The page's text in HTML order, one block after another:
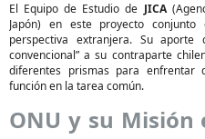
El Equipo de Estudio de JICA
Japón) en este proyecto
perspectiva extranjera. Su
convencional” a su contraparte
diferentes prismas para enfrentar
función en la tarea común.
ONU y su Misión